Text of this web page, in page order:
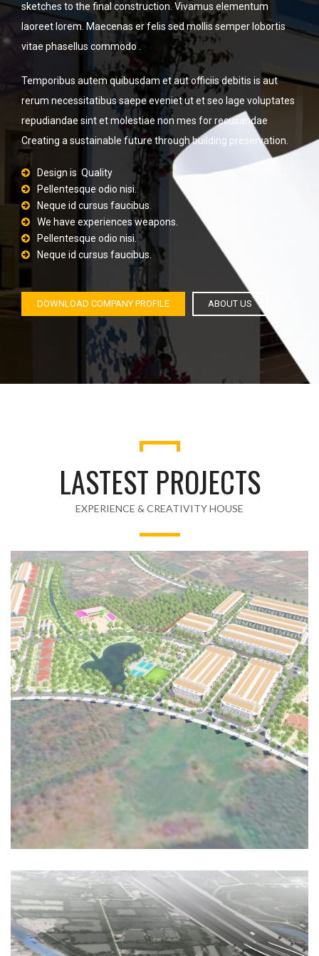
sketches to the final construction. Vivamus elementum
laoreet lorem. Maecenas er felis sed mollis semper lobortis
vitae phasellus commodo .
Temporibus autem quibusdam et aut officiis debitis is aut
rerum necessitatibus saepe eveniet ut et seo lage voluptates
repudiandae sint et molestiae non mes for recusandae
Creating a sustainable future through building preservation.
Design is Quality
Pellentesque odio nisi.
Neque id cursus faucibus
We have experiences weapons.
Pellentesque odio nisi.
Neque id cursus faucibus.
DOWNLOAD COMPANY PROFILE ABOUT US
LASTEST PROJECTS
EXPERIENCE & CREATIVITY HOUSE